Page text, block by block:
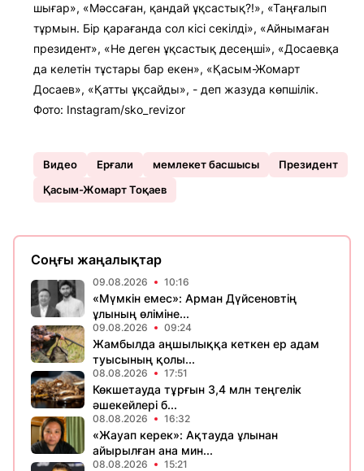
шығар», «Мәссаған, қандай ұқсастық?!», «Таңғалып
тұрмын. Бір қарағанда сол кісі секілді», «Айнымаған
президент», «Не деген ұқсастық десеңші», «Досаевқа
да келетін тұстары бар екен», «Қасым-Жомарт
Досаев», «Қатты ұқсайды», - деп жазуда көпшілік.
Фото: Instagram/sko_revizor
Видео Ерғали мемлекет басшысы
Президент
Қасым-Жомарт Тоқаев
Соңғы жаңалықтар
09.08.2026 10:16
«Мүмкін емес»: Арман Дүйсеновтің
ұлының өліміне...
09.08.2026 09:24
Жамбылда аңшылыққа кеткен ер адам
туысының қолы...
08.08.2026 17:51
Көкшетауда тұрғын 3,4 млн теңгелік
әшекейлері б...
08.08.2026 16:32
«Жауап керек»: Ақтауда ұлынан
айырылған ана мин...
08.08.2026 15:21